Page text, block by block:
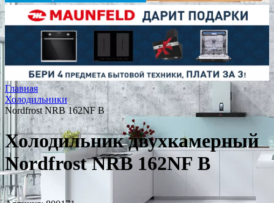
Главная
Холодильники
Nordfrost NRB 162NF B
Холодильник двухкамерный
Nordfrost NRB 162NF B